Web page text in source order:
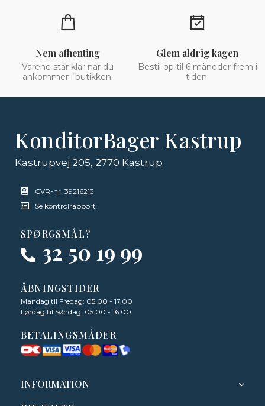
Nem afhenting
Varene står klar når du
ankommer i butikken.
Glem aldrig kagen
Bestil op til 6 måneder frem i
tiden.
KonditorBager Kastrup
Kastrupvej 205, 2770 Kastrup
CVR-nr. 39216213
Se kontrolrapport
SPØRGSMÅL?
32 50 19 99
ÅBNINGSTIDER
Mandag til Fredag: 05.00 - 17.00
Lørdag til Søndag: 05.00 - 16.00
BETALINGSMÅDER
INFORMATION